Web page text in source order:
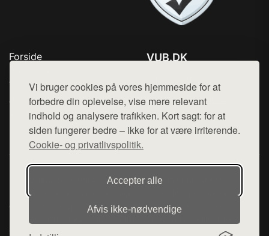
Vi bruger cookies på vores hjemmeside for at
forbedre din oplevelse, vise mere relevant
indhold og analysere trafikken. Kort sagt: for at
siden fungerer bedre – ikke for at være irriterende.
Cookie- og privatlivspolitik.
Accepter alle
Afvis ikke‑nødvendige
Forside
Top Rabatter
Jotun maling
Kontakt
VUB.DK
Mail: hej@want.dk
Cookie- og privatlivspolitik
Denne side er en del af want.dk, der udgiver en række
hjemmesider med præsentation af forskellige produkter fra
diverse webshops. Der sælges ikke varer fra denne side - vi
varerne på lager.